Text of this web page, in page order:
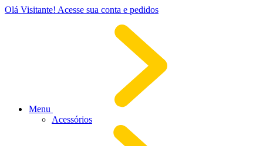
Olá Visitante! Acesse sua conta e pedidos
Menu
Acessórios